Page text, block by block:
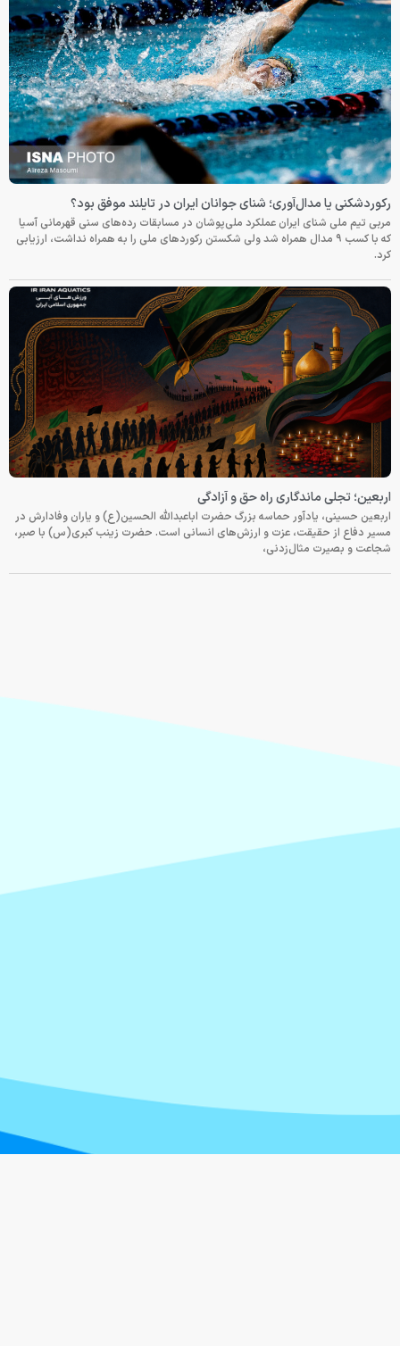
رکوردشکنی یا مدال‌آوری؛ شنای جوانان ایران در تایلند موفق بود؟
مربی تیم ملی شنای ایران عملکرد ملی‌پوشان در مسابقات رده‌های سنی قهرمانی آسیا
که با کسب ۹ مدال همراه شد ولی شکستن رکوردهای ملی را به همراه نداشت، ارزیابی
کرد.
اربعین؛ تجلی ماندگاری راه حق و آزادگی
اربعین حسینی، یادآور حماسه بزرگ حضرت اباعبدالله الحسین(ع) و یاران وفادارش در
مسیر دفاع از حقیقت، عزت و ارزش‌های انسانی است. حضرت زینب کبری(س) با صبر،
شجاعت و بصیرت مثال‌زدنی،